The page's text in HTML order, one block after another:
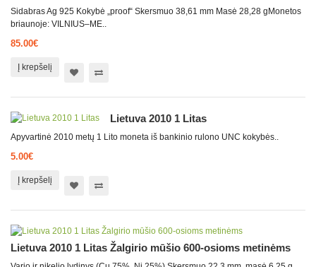
Sidabras Ag 925 Kokybė „proof“ Skersmuo 38,61 mm Masė 28,28 gMonetos
briaunoje: VILNIUS–ME..
85.00€
Į krepšelį
Lietuva 2010 1 Litas
Apyvartinė 2010 metų 1 Lito moneta iš bankinio rulono UNC kokybės..
5.00€
Į krepšelį
Lietuva 2010 1 Litas Žalgirio mūšio 600-osioms metinėms